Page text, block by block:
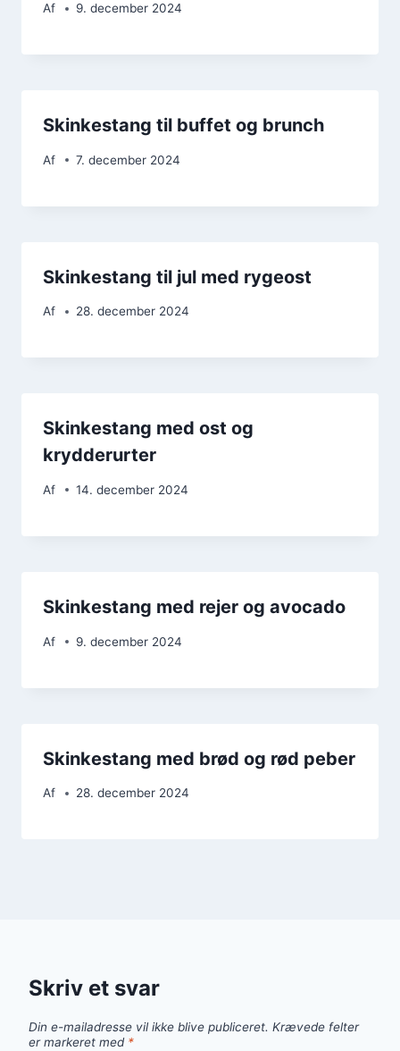
Af 9. december 2024
Skinkestang til buffet og brunch
Af 7. december 2024
Skinkestang til jul med rygeost
Af 28. december 2024
Skinkestang med ost og
krydderurter
Af 14. december 2024
Skinkestang med rejer og avocado
Af 9. december 2024
Skinkestang med brød og rød peber
Af 28. december 2024
Skriv et svar
Din e-mailadresse vil ikke blive publiceret. Krævede felter
er markeret med *